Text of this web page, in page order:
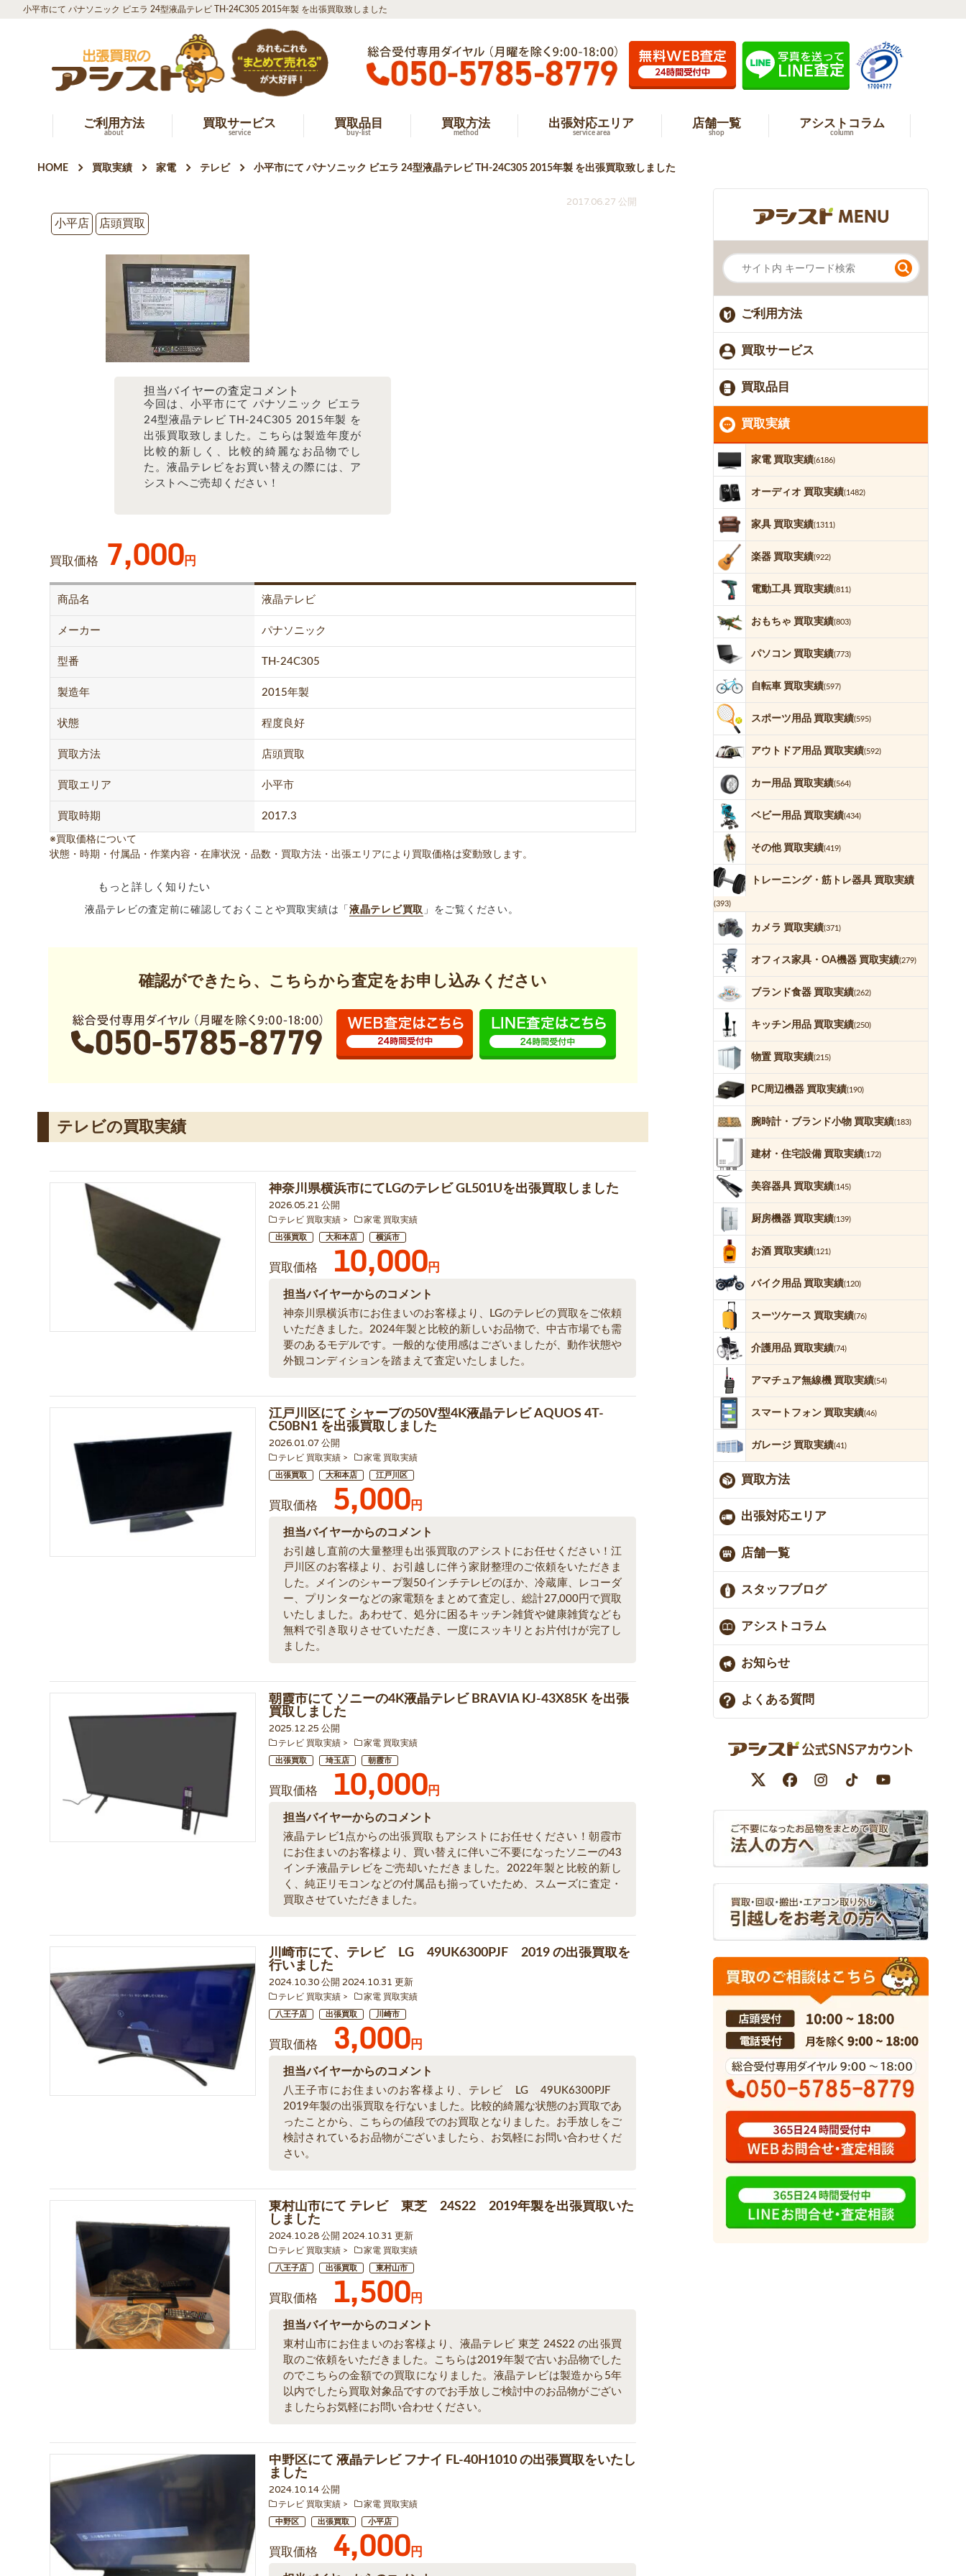
小平市にて パナソニック ビエラ 24型液晶テレビ TH-24C305 2015年製 を出張買取致しました
ご利用方法
about
買取サービス
service
買取品目
buy-list
買取方法
method
出張対応エリア
service area
店舗一覧
shop
アシストコラム
column
HOME 買取実績 家電 テレビ 小平市にて パナソニック ビエラ 24型液晶テレビ TH-24C305 2015年製 を出張買取致しました
2017.06.27 公開
小平店
店頭買取
担当バイヤーの査定コメント
今回は、小平市にて パナソニック ビエラ
24型液晶テレビ TH-24C305 2015年製 を
出張買取致しました。こちらは製造年度が
比較的新しく、比較的綺麗なお品物でし
た。液晶テレビをお買い替えの際には、ア
シストへご売却ください！
買取価格 7,000円
商品名 液晶テレビ
メーカー パナソニック
型番 TH-24C305
製造年 2015年製
状態 程度良好
買取方法 店頭買取
買取エリア 小平市
買取時期 2017.3
※買取価格について
状態・時期・付属品・作業内容・在庫状況・品数・買取方法・出張エリアにより買取価格は変動致します。
もっと詳しく知りたい
液晶テレビの査定前に確認しておくことや買取実績は「 液晶テレビ買取 」をご覧ください。
確認ができたら、こちらから査定をお申し込みください
テレビの買取実績
神奈川県横浜市にてLGのテレビ GL501Uを出張買取しました
2026.05.21 公開
テレビ 買取実績 家電 買取実績
出張買取 大和本店 横浜市
買取価格 10,000円
担当バイヤーからのコメント
神奈川県横浜市にお住まいのお客様より、LGのテレビの買取をご依頼
いただきました。2024年製と比較的新しいお品物で、中古市場でも需
要のあるモデルです。一般的な使用感はございましたが、動作状態や
外観コンディションを踏まえて査定いたしました。
江戸川区にて シャープの50V型4K液晶テレビ AQUOS 4T-
C50BN1 を出張買取しました
2026.01.07 公開
テレビ 買取実績 家電 買取実績
出張買取 大和本店 江戸川区
買取価格 5,000円
担当バイヤーからのコメント
お引越し直前の大量整理も出張買取のアシストにお任せください！江
戸川区のお客様より、お引越しに伴う家財整理のご依頼をいただきま
した。メインのシャープ製50インチテレビのほか、冷蔵庫、レコーダ
ー、プリンターなどの家電類をまとめて査定し、総計27,000円で買取
いたしました。あわせて、処分に困るキッチン雑貨や健康雑貨なども
無料で引き取りさせていただき、一度にスッキリとお片付けが完了し
ました。
朝霞市にて ソニーの4K液晶テレビ BRAVIA KJ-43X85K を出張
買取しました
2025.12.25 公開
テレビ 買取実績 家電 買取実績
出張買取 埼玉店 朝霞市
買取価格 10,000円
担当バイヤーからのコメント
液晶テレビ1点からの出張買取もアシストにお任せください！朝霞市
にお住まいのお客様より、買い替えに伴いご不要になったソニーの43
インチ液晶テレビをご売却いただきました。2022年製と比較的新し
く、純正リモコンなどの付属品も揃っていたため、スムーズに査定・
買取させていただきました。
川崎市にて、テレビ LG 49UK6300PJF 2019 の出張買取を
行いました
2024.10.30 公開 2024.10.31 更新
テレビ 買取実績 家電 買取実績
八王子店 出張買取 川崎市
買取価格 3,000円
担当バイヤーからのコメント
八王子市にお住まいのお客様より、テレビ LG 49UK6300PJF
2019年製の出張買取を行ないました。比較的綺麗な状態のお買取であ
ったことから、こちらの値段でのお買取となりました。お手放しをご
検討されているお品物がございましたら、お気軽にお問い合わせくだ
さい。
東村山市にて テレビ 東芝 24S22 2019年製を出張買取いた
しました
2024.10.28 公開 2024.10.31 更新
テレビ 買取実績 家電 買取実績
八王子店 出張買取 東村山市
買取価格 1,500円
担当バイヤーからのコメント
東村山市にお住まいのお客様より、液晶テレビ 東芝 24S22 の出張買
取のご依頼をいただきました。こちらは2019年製で古いお品物でした
のでこちらの金額での買取になりました。液晶テレビは製造から5年
以内でしたら買取対象品ですのでお手放しご検討中のお品物がござい
ましたらお気軽にお問い合わせください。
中野区にて 液晶テレビ フナイ FL-40H1010 の出張買取をいたし
ました
2024.10.14 公開
テレビ 買取実績 家電 買取実績
中野区 出張買取 小平店
買取価格 4,000円
ご利用方法
買取サービス
買取品目
買取実績
家電 買取実績(6186)
オーディオ 買取実績(1482)
家具 買取実績(1311)
楽器 買取実績(922)
電動工具 買取実績(811)
おもちゃ 買取実績(803)
パソコン 買取実績(773)
自転車 買取実績(597)
スポーツ用品 買取実績(595)
アウトドア用品 買取実績(592)
カー用品 買取実績(564)
ベビー用品 買取実績(434)
その他 買取実績(419)
トレーニング・筋トレ器具 買取実績
(393)
カメラ 買取実績(371)
オフィス家具・OA機器 買取実績(279)
ブランド食器 買取実績(262)
キッチン用品 買取実績(250)
物置 買取実績(215)
PC周辺機器 買取実績(190)
腕時計・ブランド小物 買取実績(183)
建材・住宅設備 買取実績(172)
美容器具 買取実績(145)
厨房機器 買取実績(139)
お酒 買取実績(121)
バイク用品 買取実績(120)
スーツケース 買取実績(76)
介護用品 買取実績(74)
アマチュア無線機 買取実績(54)
スマートフォン 買取実績(46)
ガレージ 買取実績(41)
買取方法
出張対応エリア
店舗一覧
スタッフブログ
アシストコラム
お知らせ
よくある質問